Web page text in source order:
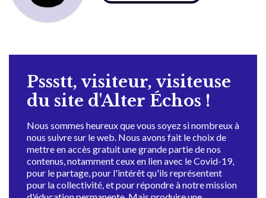
Pssstt, visiteur, visiteuse
du site d'Alter Échos !
Nous sommes heureux que vous soyez si nombreux à
nous suivre sur le web. Nous avons fait le choix de
mettre en accès gratuit une grande partie de nos
contenus, notamment ceux en lien avec le Covid-19,
pour le partage, pour l'intérêt qu'ils représentent
pour la collectivité, et pour répondre à notre mission